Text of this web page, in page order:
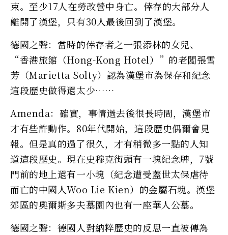
束。至少17人在勞改營中身亡。倖存的大部分人
離開了漢堡，只有30人最後回到了漢堡。
德國之聲：當時的倖存者之一張添林的女兒、
“香港旅館（Hong-Kong Hotel）”的老闆張雪
芳（Marietta Solty）認為漢堡市為保存和紀念
這段歷史做得還太少……
Amenda：確實，事情過去後很長時間，漢堡市
才有些許動作。80年代開始，這段歷史偶爾會見
報。但是真的過了很久，才有稍微多一點的人知
道這段歷史。現在史穆克街頭有一塊紀念牌，7號
門前的地上還有一小塊（紀念遭受蓋世太保虐待
而亡的中國人Woo Lie Kien）的金屬石塊。漢堡
郊區的奧爾斯多夫墓園內也有一座華人公墓。
德國之聲：德國人對納粹歷史的反思一直被傳為